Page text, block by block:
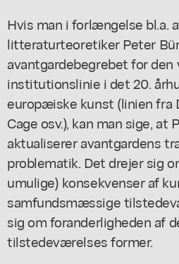
Hvis man i forlængelse bl.a.
litteraturteoretiker Peter
avantgardebegrebet for
institutionslinie i det 20.
europæiske kunst (linien fra
Cage osv.), kan man sige, at
aktualiserer avantgardens
problematik. Det drejer sig
umulige) konsekvenser af
samfundsmæssige
sig om foranderligheden af
tilstedeværelses former.